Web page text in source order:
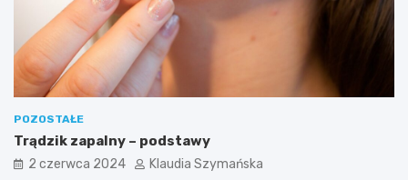
POZOSTAŁE
Trądzik zapalny – podstawy
2 czerwca 2024 Klaudia Szymańska